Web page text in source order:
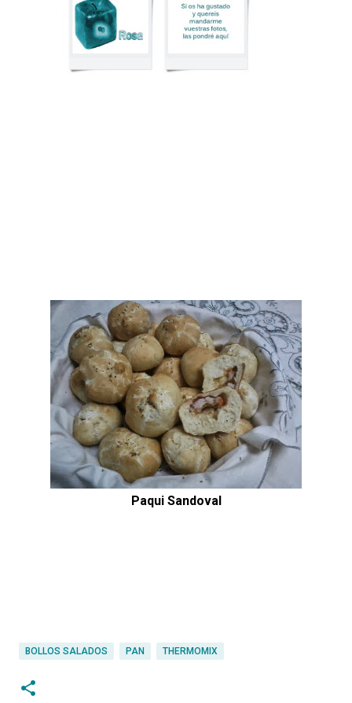
Paqui Sandoval
BOLLOS SALADOS PAN THERMOMIX